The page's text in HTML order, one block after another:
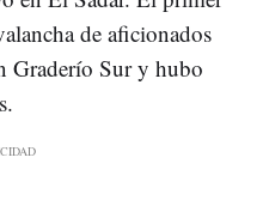
de aficionados
Graderío Sur y hubo